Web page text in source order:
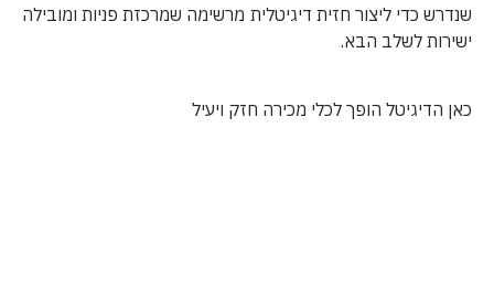
שנדרש כדי ליצור חזית דיגיטלית מרשימה שמרכזת פניות ומובילה
ישירות לשלב הבא.
כאן הדיגיטל הופך לכלי מכירה חזק ויעיל